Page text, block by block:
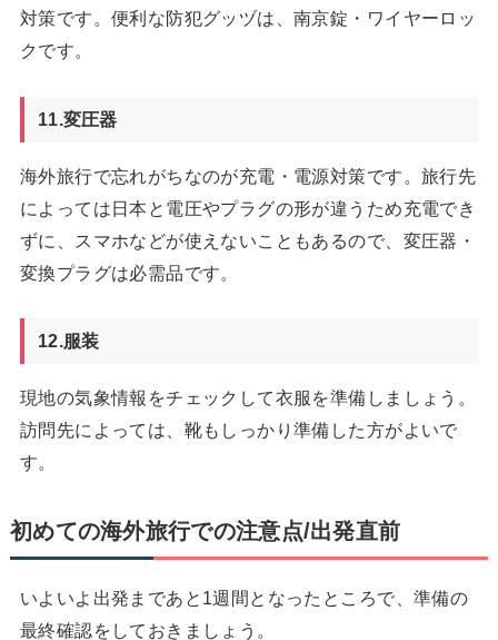
対策です。便利な防犯グッヅは、南京錠・ワイヤーロッ
クです。
11.変圧器
海外旅行で忘れがちなのが充電・電源対策です。旅行先
によっては日本と電圧やプラグの形が違うため充電でき
ずに、スマホなどが使えないこともあるので、変圧器・
変換プラグは必需品です。
12.服装
現地の気象情報をチェックして衣服を準備しましょう。
訪問先によっては、靴もしっかり準備した方がよいで
す。
初めての海外旅行での注意点/出発直前
いよいよ出発まであと1週間となったところで、準備の
最終確認をしておきましょう。